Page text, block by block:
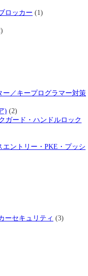
ロッカー (1)
ー／キープログラマー対策
) (2)
ガード・ハンドルロック
ントリー・PKE・プッシ
ーセキュリティ (3)